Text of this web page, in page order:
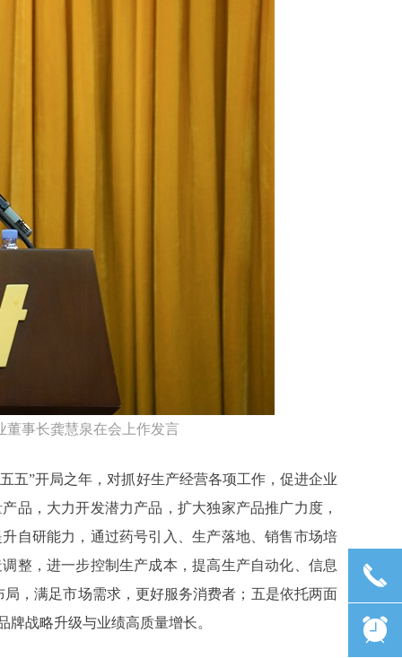
董事长龚慧泉在会上作发言
五”开局之年，对抓好生产经营各项工作，促进企业
品，大力开发潜力产品，扩大独家产品推广力度，
自研能力，通过药号引入、生产落地、销售市场培
整，进一步控制生产成本，提高生产自动化、信息
，满足市场需求，更好服务消费者；五是依托两面
战略升级与业绩高质量增长。
끅
뀥